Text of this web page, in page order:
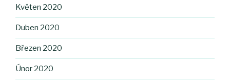
Květen 2020
Duben 2020
Březen 2020
Únor 2020